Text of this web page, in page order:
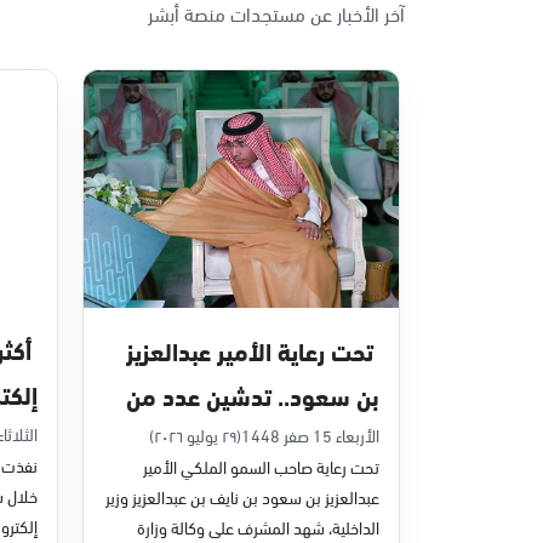
الأحد - الخميس (08:00-14:30)
الدمام, الدمام - بنده حي أحد
الأحد - الخميس (08:00-14:30)
التوجه للموقع
الدمام, الدمام - الغرفة التجارية
التوجه للموقع
الدمام, الدمام - بنده - حي الشاطئ
الأحد - الخميس (08:00-14:30)
التوجه للموقع
آخر الأخبار عن مستجدات منصة أبشر
تحت رعاية الأمير عبدالعزيز
بن سعود.. تدشين عدد من
مشاريع التحول الرقمي
والخدمات الإلكترونية
للأحوال المدنية
الأربعاء 15 صفر 1448
(٢٩ يوليو ٢٠٢٦)
تحت رعاية صاحب السمو الملكي الأمير
عبدالعزيز بن سعود بن نايف بن عبدالعزيز وزير
الداخلية، شهد المشرف على وكالة وزارة
في
الثلاثاء 7 صفر
نفذت